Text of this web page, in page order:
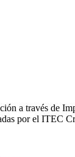
por el ITEC